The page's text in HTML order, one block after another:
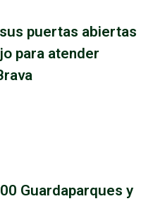
puertas abiertas
para atender
Guardaparques y